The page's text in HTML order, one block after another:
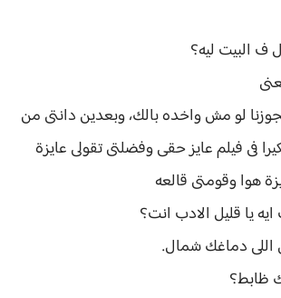
ف البيت ليه؟
لو مش واخده بالك، وبعدين دانتى من
فى فيلم عايز حقى وفضلتى تقولى عايزة
هوا وقومتى قالعه
يا قليل الادب انت؟
اللى دماغك شمال.
ظابط؟